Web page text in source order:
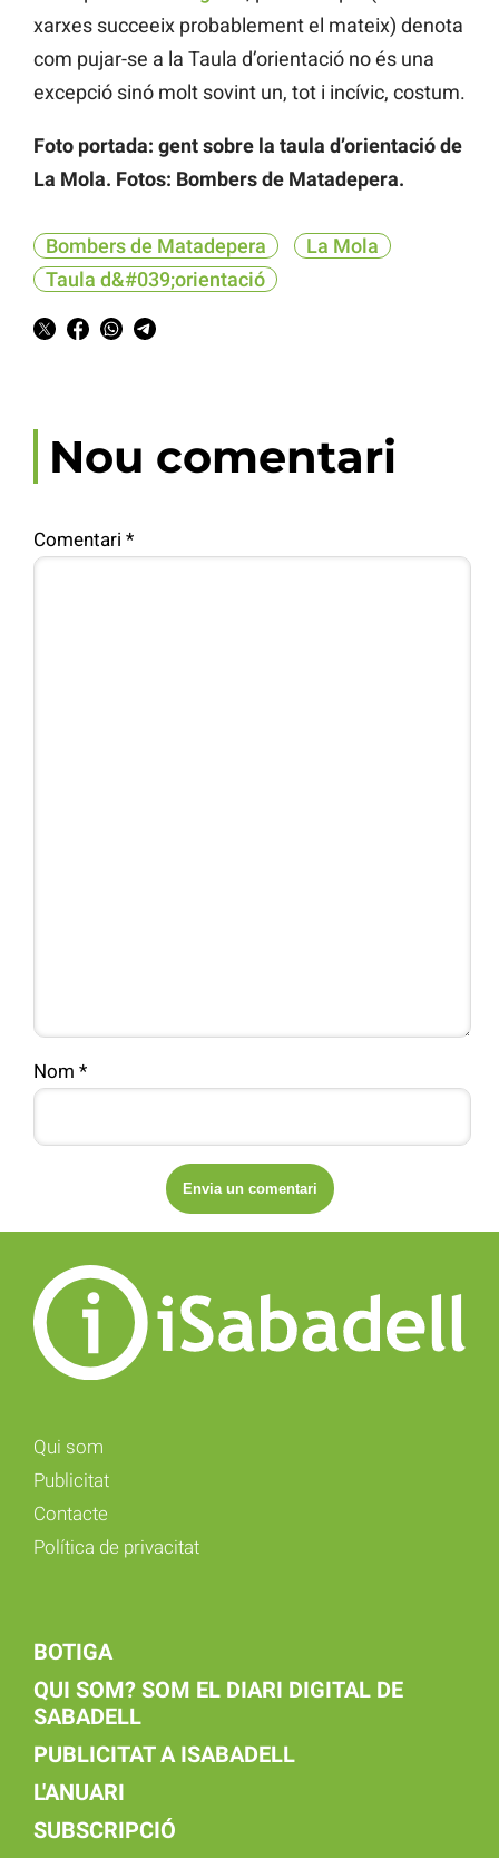
xarxes succeeix probablement el mateix) denota
com pujar-se a la Taula d’orientació no és una
excepció sinó molt sovint un, tot i incívic, costum.
Foto portada: gent sobre la taula d’orientació de
La Mola. Fotos: Bombers de Matadepera.
Bombers de Matadepera
La Mola
Taula d&#039;orientació
Nou comentari
Comentari *
Nom *
Qui som
Publicitat
Contacte
Política de privacitat
BOTIGA
QUI SOM? SOM EL DIARI DIGITAL DE
SABADELL
PUBLICITAT A ISABADELL
L'ANUARI
SUBSCRIPCIÓ